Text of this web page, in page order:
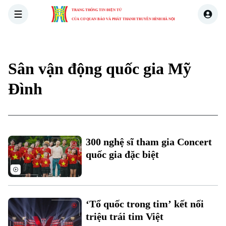
TRANG THÔNG TIN ĐIỆN TỬ
CỦA CƠ QUAN BÁO VÀ PHÁT THANH TRUYỀN HÌNH HÀ NỘI
Xu hướng
Sân vận động quốc gia Mỹ
Đình
300 nghệ sĩ tham gia Concert
quốc gia đặc biệt
‘Tổ quốc trong tim’ kết nối
triệu trái tim Việt